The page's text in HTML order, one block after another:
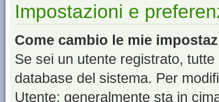
Impostazioni e
Come cambio le mie
Se sei un utente registrato,
database del sistema. Per
Utente; generalmente sta in